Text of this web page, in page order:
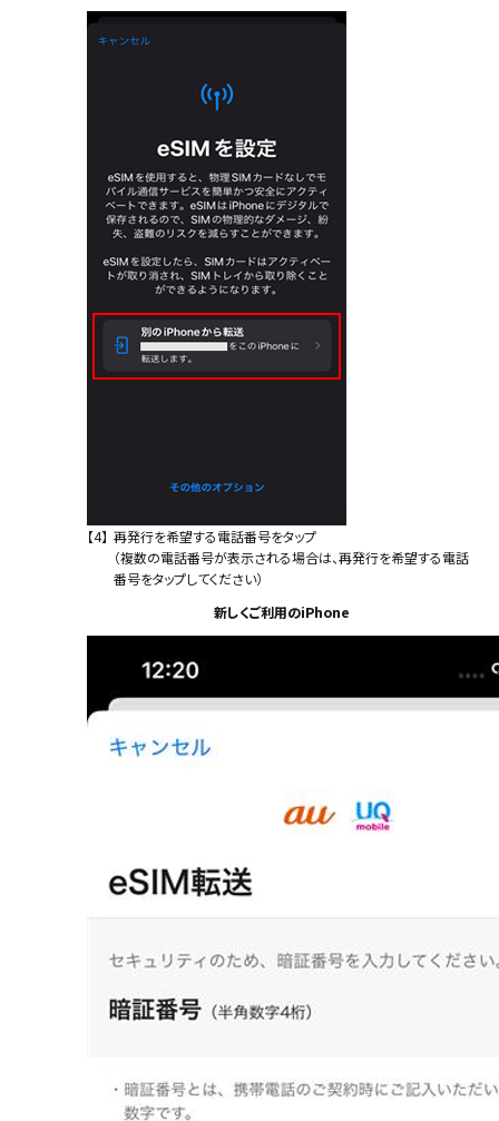
【4】 再発行を希望する電話番号をタップ
（複数の電話番号が表示される場合は、再発行を希望する電話
番号をタップしてください）
新しくご利用のiPhone